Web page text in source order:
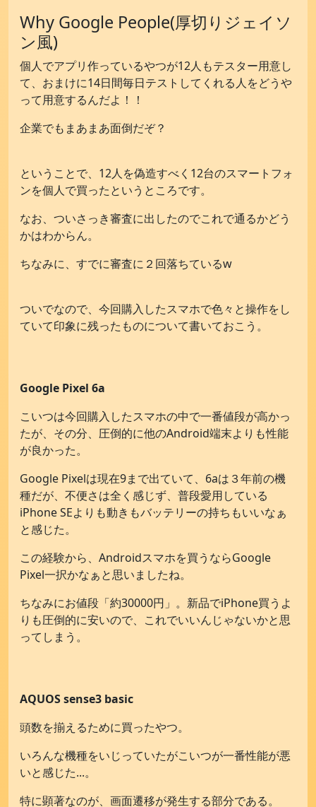
Why Google People(厚切りジェイソ
ン風)
個人でアプリ作っているやつが12人もテスター用意し
て、おまけに14日間毎日テストしてくれる人をどうや
って用意するんだよ！！
企業でもまあまあ面倒だぞ？
ということで、12人を偽造すべく12台のスマートフォ
ンを個人で買ったというところです。
なお、ついさっき審査に出したのでこれで通るかどう
かはわからん。
ちなみに、すでに審査に２回落ちているw
ついでなので、今回購入したスマホで色々と操作をし
ていて印象に残ったものについて書いておこう。
Google Pixel 6a
こいつは今回購入したスマホの中で一番値段が高かっ
たが、その分、圧倒的に他のAndroid端末よりも性能
が良かった。
Google Pixelは現在9まで出ていて、6aは３年前の機
種だが、不便さは全く感じず、普段愛用している
iPhone SEよりも動きもバッテリーの持ちもいいなぁ
と感じた。
この経験から、Androidスマホを買うならGoogle
Pixel一択かなぁと思いましたね。
ちなみにお値段「約30000円」。新品でiPhone買うよ
りも圧倒的に安いので、これでいいんじゃないかと思
ってしまう。
AQUOS sense3 basic
頭数を揃えるために買ったやつ。
いろんな機種をいじっていたがこいつが一番性能が悪
いと感じた...。
特に顕著なのが、画面遷移が発生する部分である。